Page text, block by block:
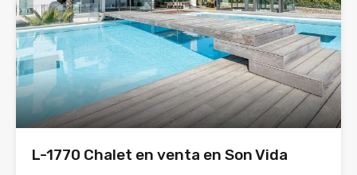
L-1770 Chalet en venta en Son Vida